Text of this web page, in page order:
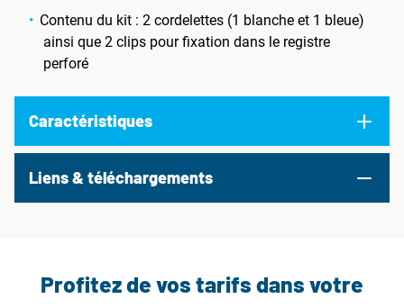
Contenu du kit : 2 cordelettes (1 blanche et 1 bleue)
ainsi que 2 clips pour fixation dans le registre
perforé
Caractéristiques
Liens & téléchargements
Profitez de vos tarifs dans votre